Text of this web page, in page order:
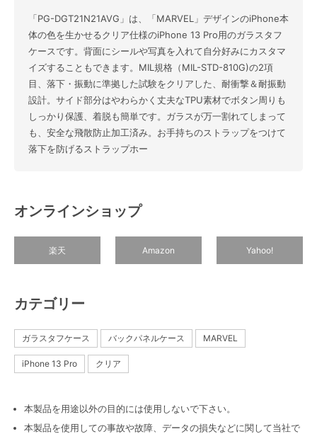
「PG-DGT21N21AVG」は、「MARVEL」デザインのiPhone本
体の色を生かせるクリア仕様のiPhone 13 Pro用のガラスタフ
ケースです。背面にシールや写真を入れて自分好みにカスタマ
イズすることもできます。MIL規格（MIL-STD-810G)の2項
目、落下・振動に準拠した試験をクリアした、耐衝撃＆耐振動
設計。サイド部分はやわらかく丈夫なTPU素材でボタン周りも
しっかり保護、着脱も簡単です。ガラスが万一割れてしまって
も、安全な飛散防止加工済み。お手持ちのストラップをつけて
落下を防げるストラップホー
オンラインショップ
楽天 Amazon Yahoo!
カテゴリー
ガラスタフケース バックパネルケース MARVEL
iPhone 13 Pro クリア
本製品を用途以外の目的には使用しないで下さい。
本製品を使用しての事故や故障、データの損失などに関して当社で